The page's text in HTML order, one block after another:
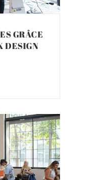
GRÂCE
DESIGN